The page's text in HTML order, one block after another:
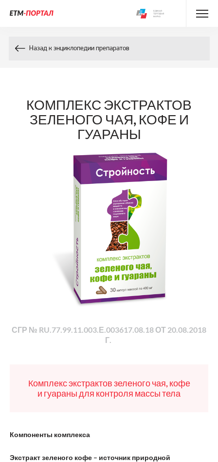
Назад к энциклопедии препаратов
КОМПЛЕКС ЭКСТРАКТОВ
ЗЕЛЕНОГО ЧАЯ, КОФЕ И
ГУАРАНЫ
СГР № RU.77.99.11.003.Е.003617.08.18 ОТ 20.08.2018
Г.
Комплекс экстрактов зеленого чая, кофе
и гуараны для контроля массы тела
Компоненты комплекса
Экстракт зеленого кофе – источник природной